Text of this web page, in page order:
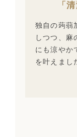
「
独自の蒟蒻
しつつ、麻
にも涼やか
を叶えまし